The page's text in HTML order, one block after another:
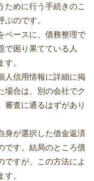
ために行う手続きのこ
のです。
ベースに、債務整理で
で困り果てている人
。
人信用情報に詳細に掲
場合は、別の会社でク
審査に通るはずがあり
身が選択した借金返済
です。結局のところ債
ですが、この方法によ
。